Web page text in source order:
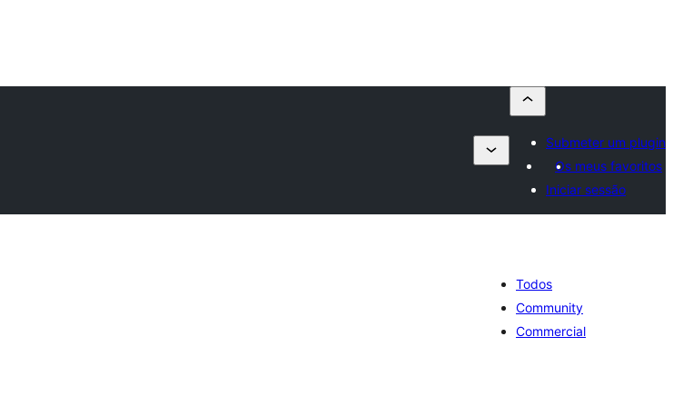
Submeter um plugin
Os meus favoritos
Iniciar sessão
Todos
Community
Commercial